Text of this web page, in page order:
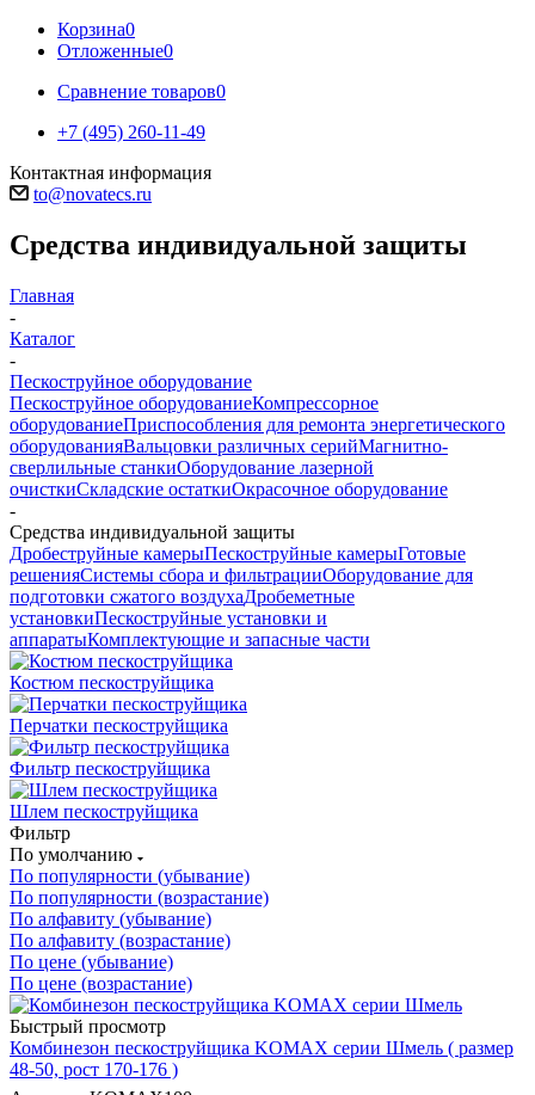
Корзина0
Отложенные0
Сравнение товаров0
+7 (495) 260-11-49
Контактная информация
to@novatecs.ru
Средства индивидуальной защиты
Главная
-
Каталог
-
Пескоструйное оборудование
Пескоструйное оборудованиеКомпрессорное
оборудованиеПриспособления для ремонта энергетического
оборудованияВальцовки различных серийМагнитно-
сверлильные станкиОборудование лазерной
очисткиСкладские остаткиОкрасочное оборудование
-
Средства индивидуальной защиты
Дробеструйные камерыПескоструйные камерыГотовые
решенияСистемы сбора и фильтрацииОборудование для
подготовки сжатого воздухаДробеметные
установкиПескоструйные установки и
аппаратыКомплектующие и запасные части
Костюм пескоструйщика
Перчатки пескоструйщика
Фильтр пескоструйщика
Шлем пескоструйщика
Фильтр
По умолчанию
По популярности (убывание)
По популярности (возрастание)
По алфавиту (убывание)
По алфавиту (возрастание)
По цене (убывание)
По цене (возрастание)
Быстрый просмотр
Комбинезон пескоструйщика KOMAX серии Шмель ( размер
48-50, рост 170-176 )